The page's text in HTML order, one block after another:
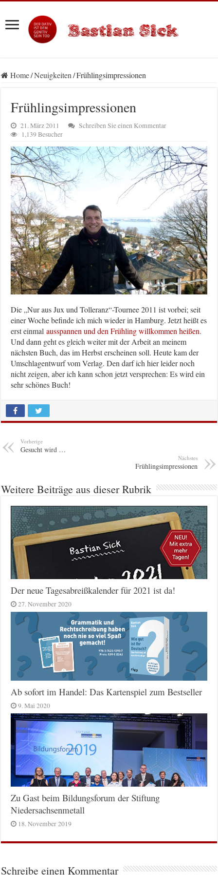
Home/Neuigkeiten/Frühlingsimpressionen
Frühlingsimpressionen
21. März 2011
Schreiben Sie einen Kommentar
1,139 Besucher
Die „Nur aus Jux und Tolleranz“-Tournee 2011 ist vorbei; seit
einer Woche befinde ich mich wieder in Hamburg. Jetzt heißt es
erst einmalausspannen und den Frühling willkommen heißen.
Und dann geht es gleich weiter mit der Arbeit an meinem
nächsten Buch, das im Herbst erscheinen soll. Heute kam der
Umschlagentwurf vom Verlag. Den darf ich hier leider noch
nicht zeigen, aber ich kann schon jetzt versprechen: Es wird ein
sehr schönes Buch!
Vorherige
Gesucht wird …
Nächstes
Frühlingsimpressionen
Weitere Beiträge aus dieser Rubrik
Der neue Tagesabreißkalender für 2021 ist da!
27. November 2020
Ab sofort im Handel: Das Kartenspiel zum Bestseller
9. Mai 2020
Zu Gast beim Bildungsforum der Stiftung
Niedersachsenmetall
18. November 2019
Schreibe einen Kommentar